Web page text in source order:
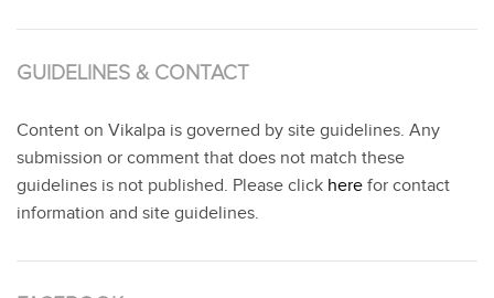
GUIDELINES & CONTACT
Content on Vikalpa is governed by site guidelines. Any
submission or comment that does not match these
guidelines is not published. Please click here for contact
information and site guidelines.